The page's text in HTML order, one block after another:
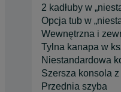
2 kadłuby w
Opcja tub w
Wewnętrzna i
Tylna kanapa w
Niestandardowa
Szersza konsola
Przednia szyba